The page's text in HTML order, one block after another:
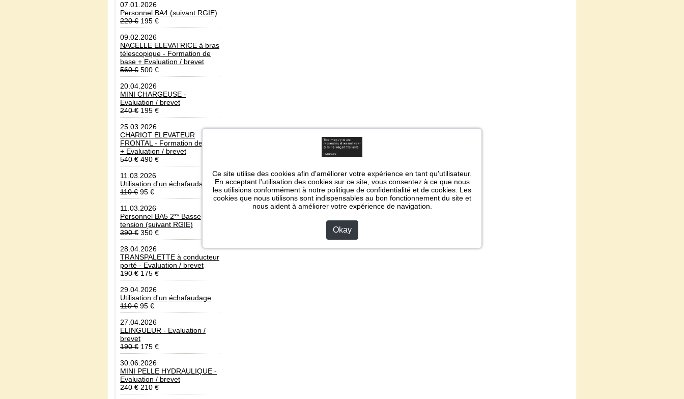
07.01.2026
Personnel BA4 (suivant RGIE)
220 € 195 €
09.02.2026
NACELLE ELEVATRICE à bras
télescopique - Formation de
base + Evaluation / brevet
560 € 500 €
20.04.2026
MINI CHARGEUSE -
Evaluation / brevet
240 € 195 €
25.03.2026
CHARIOT ELEVATEUR
FRONTAL - Formation de base
+ Evaluation / brevet
540 € 490 €
11.03.2026
Utilisation d'un échafaudage
110 € 95 €
11.03.2026
Personnel BA5 2** Basse
tension (suivant RGIE)
390 € 350 €
28.04.2026
TRANSPALETTE à conducteur
porté - Evaluation / brevet
190 € 175 €
29.04.2026
Utilisation d'un échafaudage
110 € 95 €
27.04.2026
ELINGUEUR - Evaluation /
brevet
190 € 175 €
30.06.2026
MINI PELLE HYDRAULIQUE -
Evaluation / brevet
240 € 210 €
Ce site utilise des cookies afin d'améliorer votre expérience en tant qu'utilisateur.
En acceptant l'utilisation des cookies sur ce site, vous consentez à ce que nous
les utilisions conformément à notre politique de confidentialité et de cookies. Les
cookies que nous utilisons sont indispensables au bon fonctionnement du site et
nous aident à améliorer votre expérience de navigation.
Okay